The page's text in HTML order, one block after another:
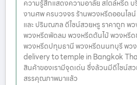
ความรู้สึกแสดงความอาลัย สไตล์หรีด
งานศพ ครบวงจร ร้านพวงหรีดออนไล
และ ปริมณฑล ดีไซน์สวยหรู ราคาถูก พ
พวงหรีดพัดลม พวงหรีดต้นไม้ พวงหรีด
พวงหรีดปทุมธานี พวงหรีดนนทบุรี พว
delivery to temple in Bangkok
สินค้าของเรามีจุดเด่น ซึ่งล้วนมีดีไซน์ส
สรรคุณภาพมาแล้ว